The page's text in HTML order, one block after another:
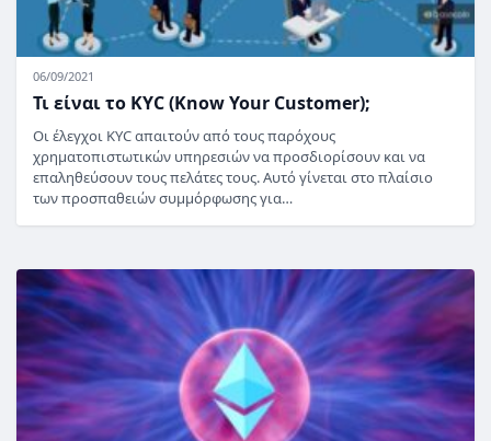
06/09/2021
Τι είναι το KYC (Know Your Customer);
Οι έλεγχοι KYC απαιτούν από τους παρόχους
χρηματοπιστωτικών υπηρεσιών να προσδιορίσουν και να
επαληθεύσουν τους πελάτες τους. Αυτό γίνεται στο πλαίσιο
των προσπαθειών συμμόρφωσης για…